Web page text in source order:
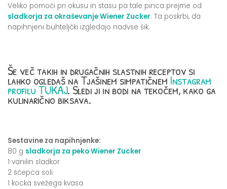
Veliko pomoči pri okusu in stasu pa tale pinca prejme od
sladkorja za okraševanje Wiener Zucker. Ta poskrbi, da
napihnjeni buhteljčki izgledajo nadvse šik.
Še več takih in drugačnih slastnih receptov si
lahko ogledaš na Tjašinem simpatičnemInstagram
profilu TUKAJ. Sledi ji in bodi na tekočem, kako ga
kulinarično biksava.
Sestavine za napihnjenke:
80 g sladkorja za peko Wiener Zucker
1 vanilin sladkor
2 ščepca soli
1 kocka svežega kvasa